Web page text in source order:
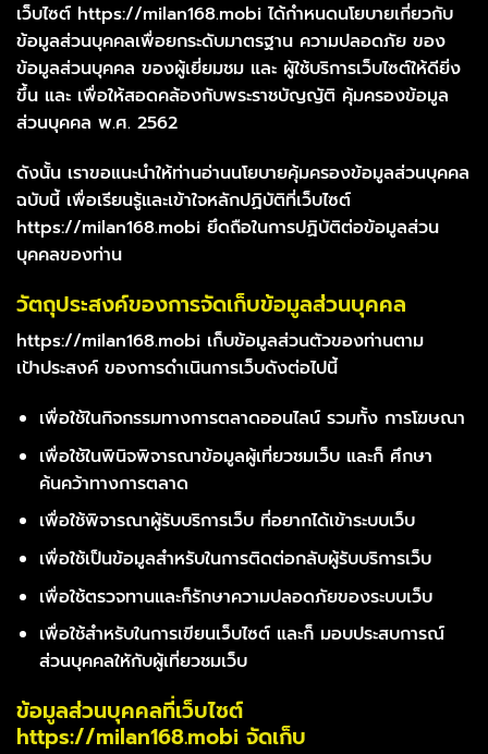
เว็บไซต์ https://milan168.mobi ได้กำหนดนโยบายเกี่ยวกับ
ข้อมูลส่วนบุคคลเพื่อยกระดับมาตรฐาน ความปลอดภัย ของ
ข้อมูลส่วนบุคคล ของผู้เยี่ยมชม และ ผู้ใช้บริการเว็บไซต์ให้ดียิ่ง
ขึ้น และ เพื่อให้สอดคล้องกับพระราชบัญญัติ คุ้มครองข้อมูล
ส่วนบุคคล พ.ศ. 2562
ดังนั้น เราขอแนะนำให้ท่านอ่านนโยบายคุ้มครองข้อมูลส่วนบุคคล
ฉบับนี้ เพื่อเรียนรู้และเข้าใจหลักปฏิบัติที่เว็บไซต์
https://milan168.mobi ยึดถือในการปฏิบัติต่อข้อมูลส่วน
บุคคลของท่าน
วัตถุประสงค์ของการจัดเก็บข้อมูลส่วนบุคคล
https://milan168.mobi เก็บข้อมูลส่วนตัวของท่านตาม
เป้าประสงค์ ของการดำเนินการเว็บดังต่อไปนี้
เพื่อใช้ในกิจกรรมทางการตลาดออนไลน์ รวมทั้ง การโฆษณา
เพื่อใช้ในพินิจพิจารณาข้อมูลผู้เที่ยวชมเว็บ และก็ ศึกษา
ค้นคว้าทางการตลาด
เพื่อใช้พิจารณาผู้รับบริการเว็บ ที่อยากได้เข้าระบบเว็บ
เพื่อใช้เป็นข้อมูลสำหรับในการติดต่อกลับผู้รับบริการเว็บ
เพื่อใช้ตรวจทานและก็รักษาความปลอดภัยของระบบเว็บ
เพื่อใช้สำหรับในการเขียนเว็บไซต์ และก็ มอบประสบการณ์
ส่วนบุคคลใหักับผู้เที่ยวชมเว็บ
ข้อมูลส่วนบุคคลที่เว็บไซต์
https://milan168.mobi จัดเก็บ